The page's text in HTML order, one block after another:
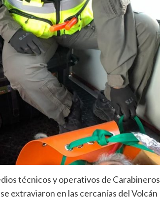
técnicos y operativos de Carabineros
extraviaron en las cercanías del Volcán